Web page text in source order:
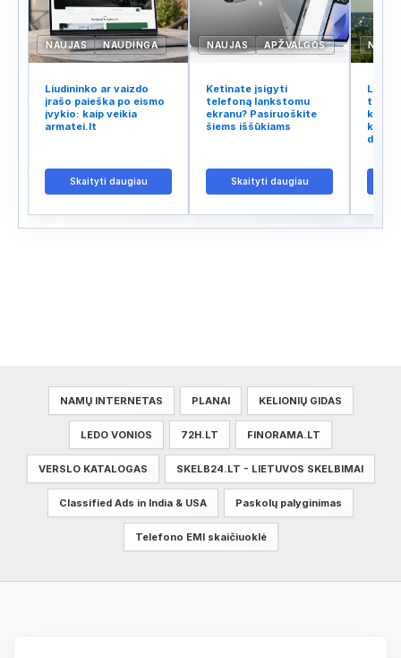
NAUJAS NAUDINGA
Liudininko ar vaizdo
įrašo paieška po eismo
įvykio: kaip veikia
armatei.lt
Skaityti daugiau
NAUJAS APŽVALGOS
Ketinate įsigyti
telefoną lankstomu
ekranu? Pasiruoškite
šiems iššūkiams
Skaityti daugiau
tinklo
kodėl
kalba
NAMŲ INTERNETAS PLANAI KELIONIŲ GIDAS
LEDO VONIOS 72H.LT FINORAMA.LT
VERSLO KATALOGAS SKELB24.LT - LIETUVOS SKELBIMAI
Classified Ads in India & USA Paskolų palyginimas
Telefono EMI skaičiuoklė